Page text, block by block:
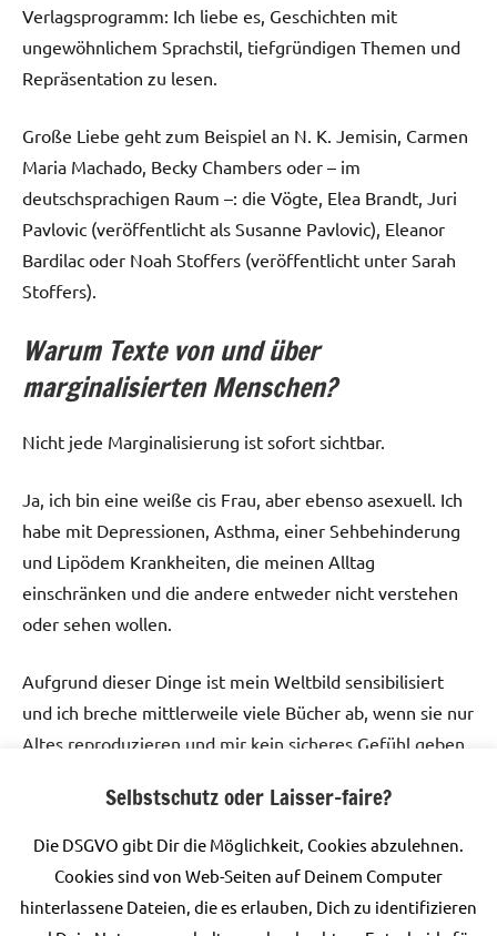
Verlagsprogramm: Ich liebe es, Geschichten mit
ungewöhnlichem Sprachstil, tiefgründigen Themen und
Repräsentation zu lesen.
Große Liebe geht zum Beispiel an N. K. Jemisin, Carmen
Maria Machado, Becky Chambers oder – im
deutschsprachigen Raum –: die Vögte, Elea Brandt, Juri
Pavlovic (veröffentlicht als Susanne Pavlovic), Eleanor
Bardilac oder Noah Stoffers (veröffentlicht unter Sarah
Stoffers).
Warum Texte von und über
marginalisierten Menschen?
Nicht jede Marginalisierung ist sofort sichtbar.
Ja, ich bin eine weiße cis Frau, aber ebenso asexuell. Ich
habe mit Depressionen, Asthma, einer Sehbehinderung
und Lipödem Krankheiten, die meinen Alltag
einschränken und die andere entweder nicht verstehen
oder sehen wollen.
Aufgrund dieser Dinge ist mein Weltbild sensibilisiert
und ich breche mittlerweile viele Bücher ab, wenn sie nur
Altes reproduzieren und mir kein sicheres Gefühl geben
Gefühl, wenn der Alltag noch nicht so weit ist wie unsere
Fantasie. Dann ist Literatur die perfekte Zuflucht.
Selbstschutz oder Laisser-faire?
Die DSGVO gibt Dir die Möglichkeit, Cookies abzulehnen.
Cookies sind von Web-Seiten auf Deinem Computer
hinterlassene Dateien, die es erlauben, Dich zu identifizieren